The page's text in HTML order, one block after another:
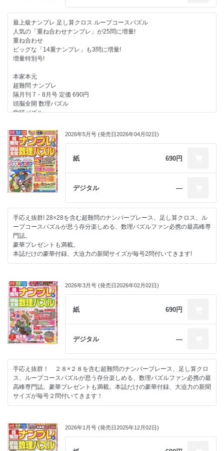
最上級ナンプレ 足し算クロス ループコースパズル
人気の「重ね合わせナンプレ」が25問に増量!
重ね合わせ
ビッグな「14重ナンプレ」も3問に増量!
増量特別号!
本家本元
超難問 ナンプレ
隔月刊 7・8月号 定価 690円
頭脳全開 数理パズル
学研パズル
総勢164名に 現金 家電 商品券 etc. 超豪華プレゼント
応募期間3か月! 応募しめきり 8月31日月
巻末とじ込み付録 現金3万円が2名に!
新聞紙サイズ 超特大問題! 59重ナンプレ
現金2万円が当たる! 30重ナンプレ 超特大ハーフ
足し算クロス 超特大ハーフ
現金1万円が4名に!
横長ジャンボ折り込み 重ね合わせナンプレ 14重ナンプレ
大人気につき今号も登場! 計算クロスマス! カンタンな計算で極上の充実
感!
2026年5月号 (発売日2026年04月02日)
紙 690円
デジタル ―
手応え抜群! 28×28を含む超難問のナンバープレース、足し算クロス、ル
ープコースパズルが思う存分楽しめる、数理パズルファン必携の最高峰専
門誌。
豪華プレゼントも満載。
本誌だけの豪華付録、大迫力の新聞サイズが毎号2問付いてきます!
2026年3月号 (発売日2026年02月02日)
紙 690円
デジタル ―
手応え抜群！ ２８×２８を含む超難問のナンバープレース、足し算クロ
ス、ループコースパズルが思う存分楽しめる、数理パズルファン必携の最
高峰専門誌。豪華プレゼントも満載。本誌だけの豪華付録、大迫力の新聞
サイズが毎号２問付いてきます！
2026年1月号 (発売日2025年12月02日)